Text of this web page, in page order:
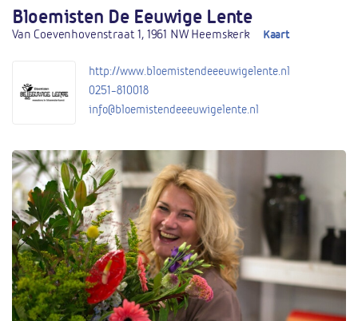
Bloemisten De Eeuwige Lente
Van Coevenhovenstraat 1, 1961 NW Heemskerk Kaart
http://www.bloemistendeeeuwigelente.nl
0251-810018
info@bloemistendeeeuwigelente.nl